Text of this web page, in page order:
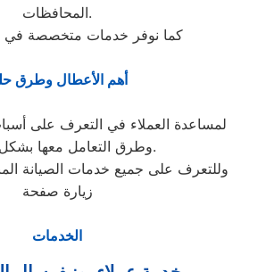
المحافظات.
كما نوفر خدمات متخصصة
أهم الأعطال وطرق
لمساعدة العملاء في التعرف على
وطرق التعامل معها بشكل صحيح.
وللتعرف على جميع خدمات الصيانة
زيارة صفحة
الخدمات